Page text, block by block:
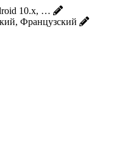
10.x, …
Французский